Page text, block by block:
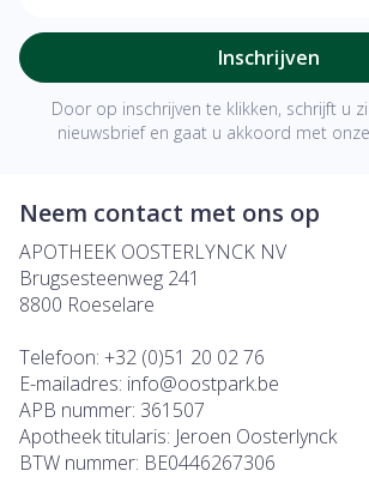
Inschrijven
Door op inschrijven te klikken, schrijft u
nieuwsbrief en gaat u akkoord met onze
Neem contact met ons op
APOTHEEK OOSTERLYNCK NV
Brugsesteenweg 241
8800 Roeselare
Telefoon: +32 (0)51 20 02 76
E-mailadres: info@oostpark.be
APB nummer: 361507
Apotheek titularis: Jeroen Oosterlynck
BTW nummer: BE0446267306